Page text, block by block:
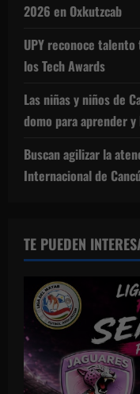
2026 en Oxkutzcab
UPY reconoce
los Tech Awards
Las niñas y niños de
domo para aprender
Buscan agilizar la
Internacional de
TE PUEDEN